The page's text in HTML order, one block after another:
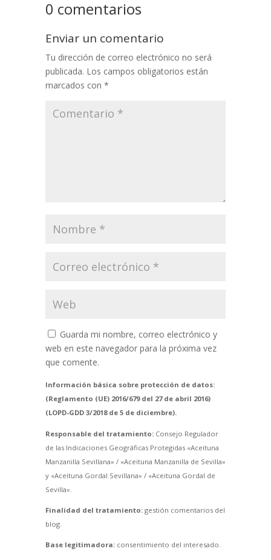
0 comentarios
Enviar un comentario
Tu dirección de correo electrónico no será
publicada. Los campos obligatorios están
marcados con *
Guarda mi nombre, correo electrónico y
web en este navegador para la próxima vez
que comente.
Información básica sobre protección de datos:
(Reglamento (UE) 2016/679 del 27 de abril 2016)
(LOPD-GDD 3/2018 de 5 de diciembre).
Responsable del tratamiento:Consejo Regulador
de las Indicaciones Geográficas Protegidas «Aceituna
Manzanilla Sevillana» / «Aceituna Manzanilla de Sevilla»
y «Aceituna Gordal Sevillana» / «Aceituna Gordal de
Sevilla».
Finalidad del tratamiento:gestión comentarios del
blog.
Base legitimadora:consentimiento del interesado.